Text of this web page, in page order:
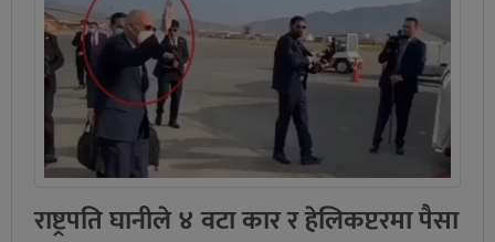
राष्ट्रपति घानीले ४ वटा कार र हेलिकप्टरमा पैसा